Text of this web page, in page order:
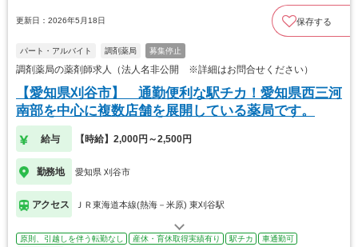
更新日：2026年5月18日 保存する
パート・アルバイト 調剤薬局 募集停止
調剤薬局の薬剤師求人（法人名非公開 ※詳細はお問合せください）
【愛知県刈谷市】 通勤便利な駅チカ！愛知県西三河
南部を中心に複数店舗を展開している薬局です。
給与 【時給】2,000円～2,500円
勤務地 愛知県 刈谷市
アクセス ＪＲ東海道本線(熱海－米原) 東刈谷駅
原則、引越しを伴う転勤なし 産休・育休取得実績有り 駅チカ
車通勤可